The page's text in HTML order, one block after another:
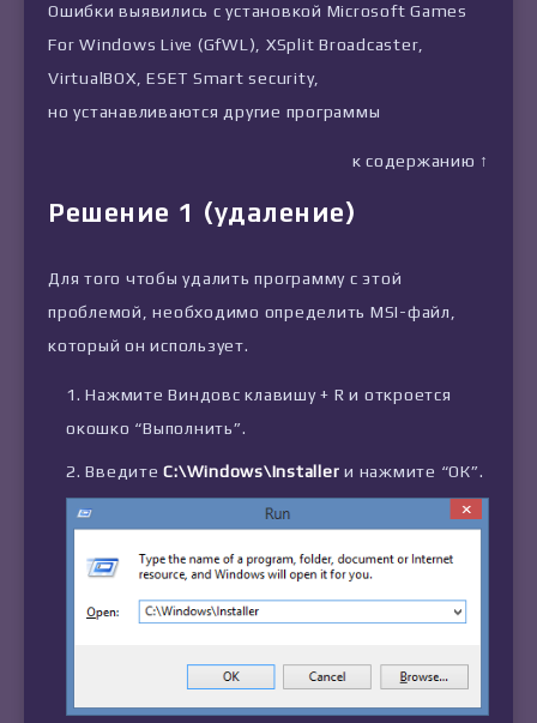
Ошибки выявились с установкой Microsoft Games
For Windows Live (GfWL), XSplit Broadcaster,
VirtualBOX, ESET Smart security,
но устанавливаются другие программы
к содержанию ↑
Решение 1 (удаление)
Для того чтобы удалить программу с этой
проблемой, необходимо определить MSI-файл,
который он использует.
Нажмите Виндовс клавишу + R и откроется
окошко “Выполнить”.
ВведитеC:\Windows\Installer и нажмите “ОК”.